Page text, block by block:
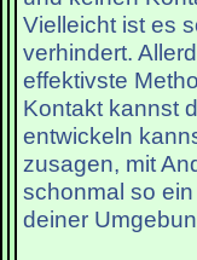
Vielleicht ist es
verhindert.
effektivste
Kontakt kannst
entwickeln
zusagen, mit
schonmal so
deiner